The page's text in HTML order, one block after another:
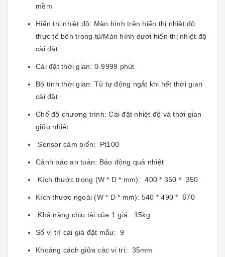
mềm
Hiển thị nhiệt độ: Màn hình trên hiển thị nhiệt độ
thực tế bên trong tủ/Màn hình dưới hiển thị nhiệt độ
cài đặt
Cài đặt thời gian: 0-9999 phút
Bộ tính thời gian: Tủ tự động ngắt khi hết thời gian
cài đặt
Chế độ chương trình: Cài đặt nhiệt độ và thời gian
giữu nhiệt
Sensor cảm biến: Pt100
Cảnh báo an toàn: Báo động quá nhiệt
Kích thước trong (W * D * mm): 400 * 350 * 350
Kích thước ngoài (W * D * mm): 540 * 490 * 670
Khả năng chịu tải của 1 giá: 15kg
Số vị trí cài giá đặt mẫu: 9
Khoảng cách giữa các vị trí: 35mm